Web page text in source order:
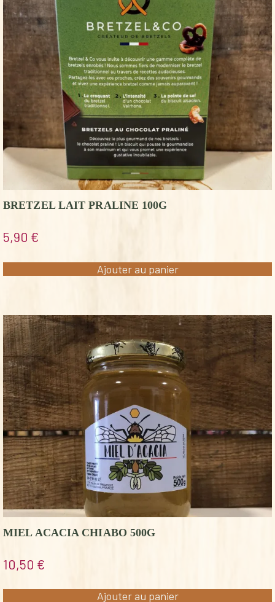
BRETZEL LAIT PRALINE 100G
5,90 €
Ajouter au panier
MIEL ACACIA CHIABO 500G
10,50 €
Ajouter au panier